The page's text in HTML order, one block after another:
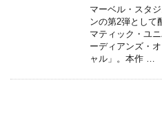
マーベル・スタ
ンの第2弾として
マティック・ユ
ーディアンズ・
ャル」。本作 …